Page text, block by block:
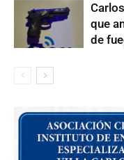
que
de